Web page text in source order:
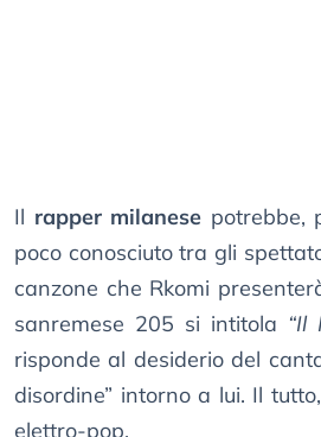
Il rapper milanese potrebbe,
poco conosciuto tra gli
canzone che Rkomi
sanremese 205 si intitola “Il
risponde al desiderio del
disordine” intorno a lui. Il
elettro-pop.